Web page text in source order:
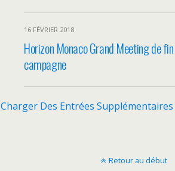
16 FÉVRIER 2018
Horizon Monaco Grand Meeting de
campagne
Charger Des Entrées
Retour au début